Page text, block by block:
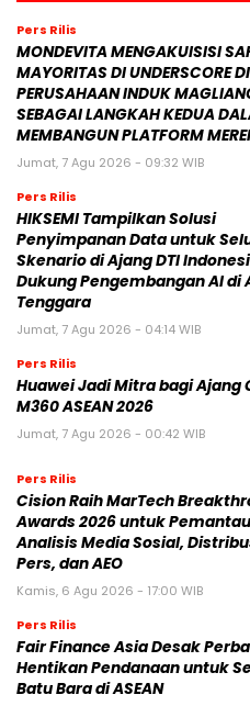
Pers Rilis
MONDEVITA MENGAKUISISI
MAYORITAS DI UNDERSCORE
PERUSAHAAN INDUK
SEBAGAI LANGKAH KEDUA
MEMBANGUN PLATFORM
Jumat, 7 Agu 2026 - 09:32 WIB
Pers Rilis
HIKSEMI Tampilkan Solusi
Penyimpanan Data untuk
Skenario di Ajang DTI
Dukung Pengembangan AI di
Tenggara
Jumat, 7 Agu 2026 - 04:14 WIB
Pers Rilis
Huawei Jadi Mitra bagi Ajang
M360 ASEAN 2026
Jumat, 7 Agu 2026 - 00:42 WIB
Pers Rilis
Cision Raih MarTech
Awards 2026 untuk
Analisis Media Sosial,
Pers, dan AEO
Kamis, 6 Agu 2026 - 17:00 WIB
Pers Rilis
Fair Finance Asia Desak
Hentikan Pendanaan untuk
Batu Bara di ASEAN